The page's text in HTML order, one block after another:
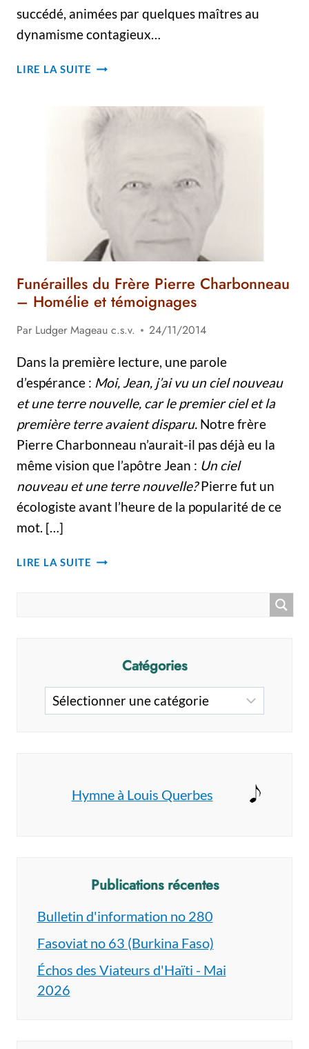
succédé, animées par quelques maîtres au
dynamisme contagieux…
LIRE LA SUITE JOLIETTE
BEAUX-
ARTS
Funérailles du Frère Pierre Charbonneau
– Homélie et témoignages
Par Ludger Mageau c.s.v.
24/11/2014
Dans la première lecture, une parole
d’espérance : Moi, Jean, j’ai vu un ciel nouveau
et une terre nouvelle, car le premier ciel et la
première terre avaient disparu. Notre frère
Pierre Charbonneau n’aurait-il pas déjà eu la
même vision que l’apôtre Jean : Un ciel
nouveau et une terre nouvelle?Pierre fut un
écologiste avant l’heure de la popularité de ce
mot. […]
LIRE LA SUITE FUNÉRAILLES
HOMÉLIE
TÉMOIGNAGES
Catégories
Catégories
Hymne à Louis Querbes
Publications récentes
Bulletin d'information no 280
Fasoviat no 63 (Burkina Faso)
Échos des Viateurs d'Haïti - Mai
2026